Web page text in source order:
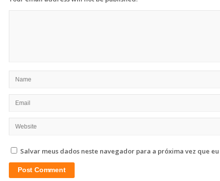
Salvar meus dados neste navegador para a próxima vez que